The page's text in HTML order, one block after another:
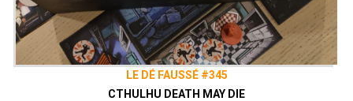
LE DÉ FAUSSÉ #345
CTHULHU DEATH MAY DIE